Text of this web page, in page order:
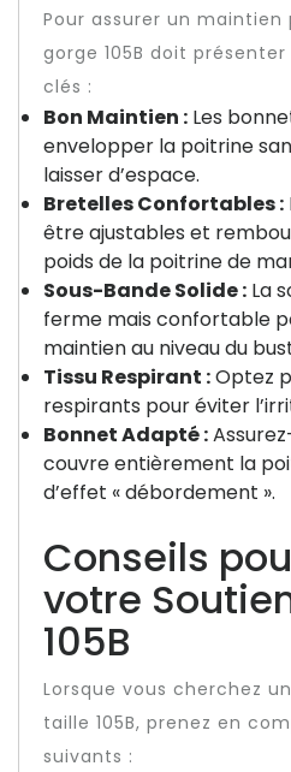
Pour assurer un
gorge 105B doit
clés :
Bon Maintien : Les
envelopper la poitrine
laisser d’espace.
Bretelles Confortables :
être ajustables et
poids de la poitrine de
Sous-Bande Solide : La
ferme mais confortable
maintien au niveau du
Tissu Respirant :Optez
respirants pour éviter
Bonnet Adapté :
couvre entièrement la
d’effet « débordement ».
Conseils
votre
105B
Lorsque vous cherchez
taille 105B, prenez en
suivants :